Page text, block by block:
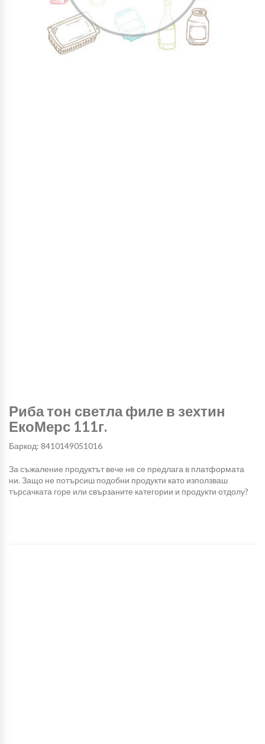
Риба тон светла филе в зехтин
ЕкоМерс 111г.
Баркод: 8410149051016
За съжаление продуктът вече не се предлага в платформата
ни. Защо не потърсиш подобни продукти като използваш
търсачката горе или свързаните категории и продукти отдолу?